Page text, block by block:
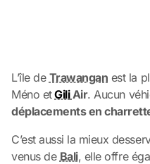
L’île de Trawangan est la
Méno etGili Air. Aucun
déplacements en
C’est aussi la mieux
venus de Bali, elle offre